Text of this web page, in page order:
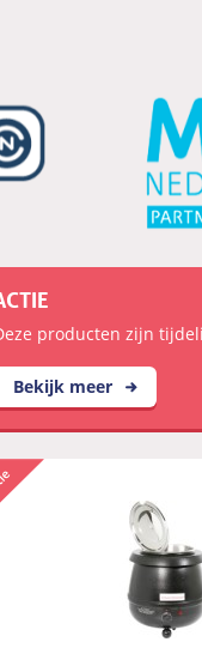
producten zijn
Bekijk meer